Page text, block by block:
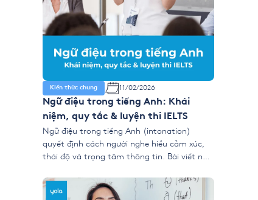
Kiến thức chung 11/02/2026
Ngữ điệu trong tiếng Anh: Khái
niệm, quy tắc & luyện thi IELTS
Ngữ điệu trong tiếng Anh (intonation)
quyết định cách người nghe hiểu cảm xúc,
thái độ và trọng tâm thông tin. Bài viết này
âm chính, nhóm ý và cách áp dụng vào
IELTS Speaking để nói tự nhiên, mạch lạc và